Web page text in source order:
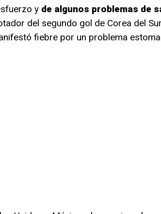
y de algunos problemas de
del segundo gol de Corea del
fiebre por un problema